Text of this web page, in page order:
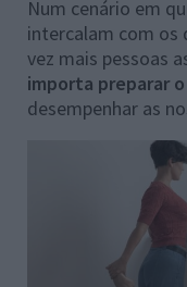
Num cenário em
intercalam com os
vez mais pessoas
importa preparar
desempenhar as